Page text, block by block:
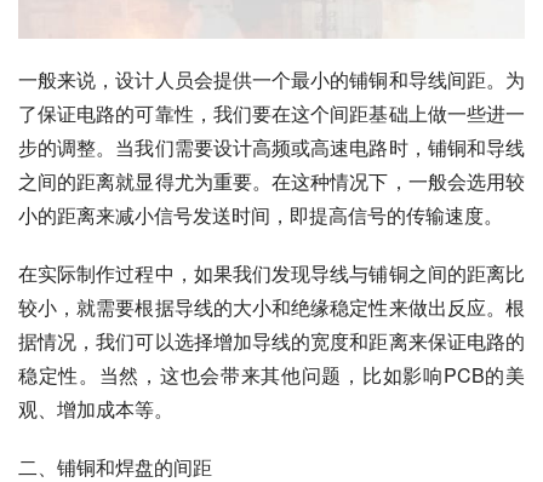
一般来说，设计人员会提供一个最小的铺铜和导线间距。为
了保证电路的可靠性，我们要在这个间距基础上做一些进一
步的调整。当我们需要设计高频或高速电路时，铺铜和导线
之间的距离就显得尤为重要。在这种情况下，一般会选用较
小的距离来减小信号发送时间，即提高信号的传输速度。
在实际制作过程中，如果我们发现导线与铺铜之间的距离比
较小，就需要根据导线的大小和绝缘稳定性来做出反应。根
据情况，我们可以选择增加导线的宽度和距离来保证电路的
稳定性。当然，这也会带来其他问题，比如影响PCB的美
观、增加成本等。
二、铺铜和焊盘的间距